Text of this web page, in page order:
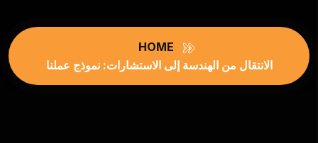
HOME
الانتقال من الهندسة إلى الاستشارات: نموذج عملنا